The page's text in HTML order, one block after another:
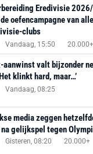
Eredivisie
oefencampagne van alle
clubs
Vandaag, 15:50 20.000+
aanwinst valt bijzonder
klinkt hard, maar…’
Vandaag, 08:25
media zeggen
na gelijkspel tegen
Gisteren, 08:20 20.000+